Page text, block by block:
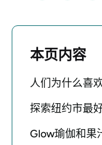
本页内容
人们为什么喜
探索纽约市最
Glow瑜伽和果